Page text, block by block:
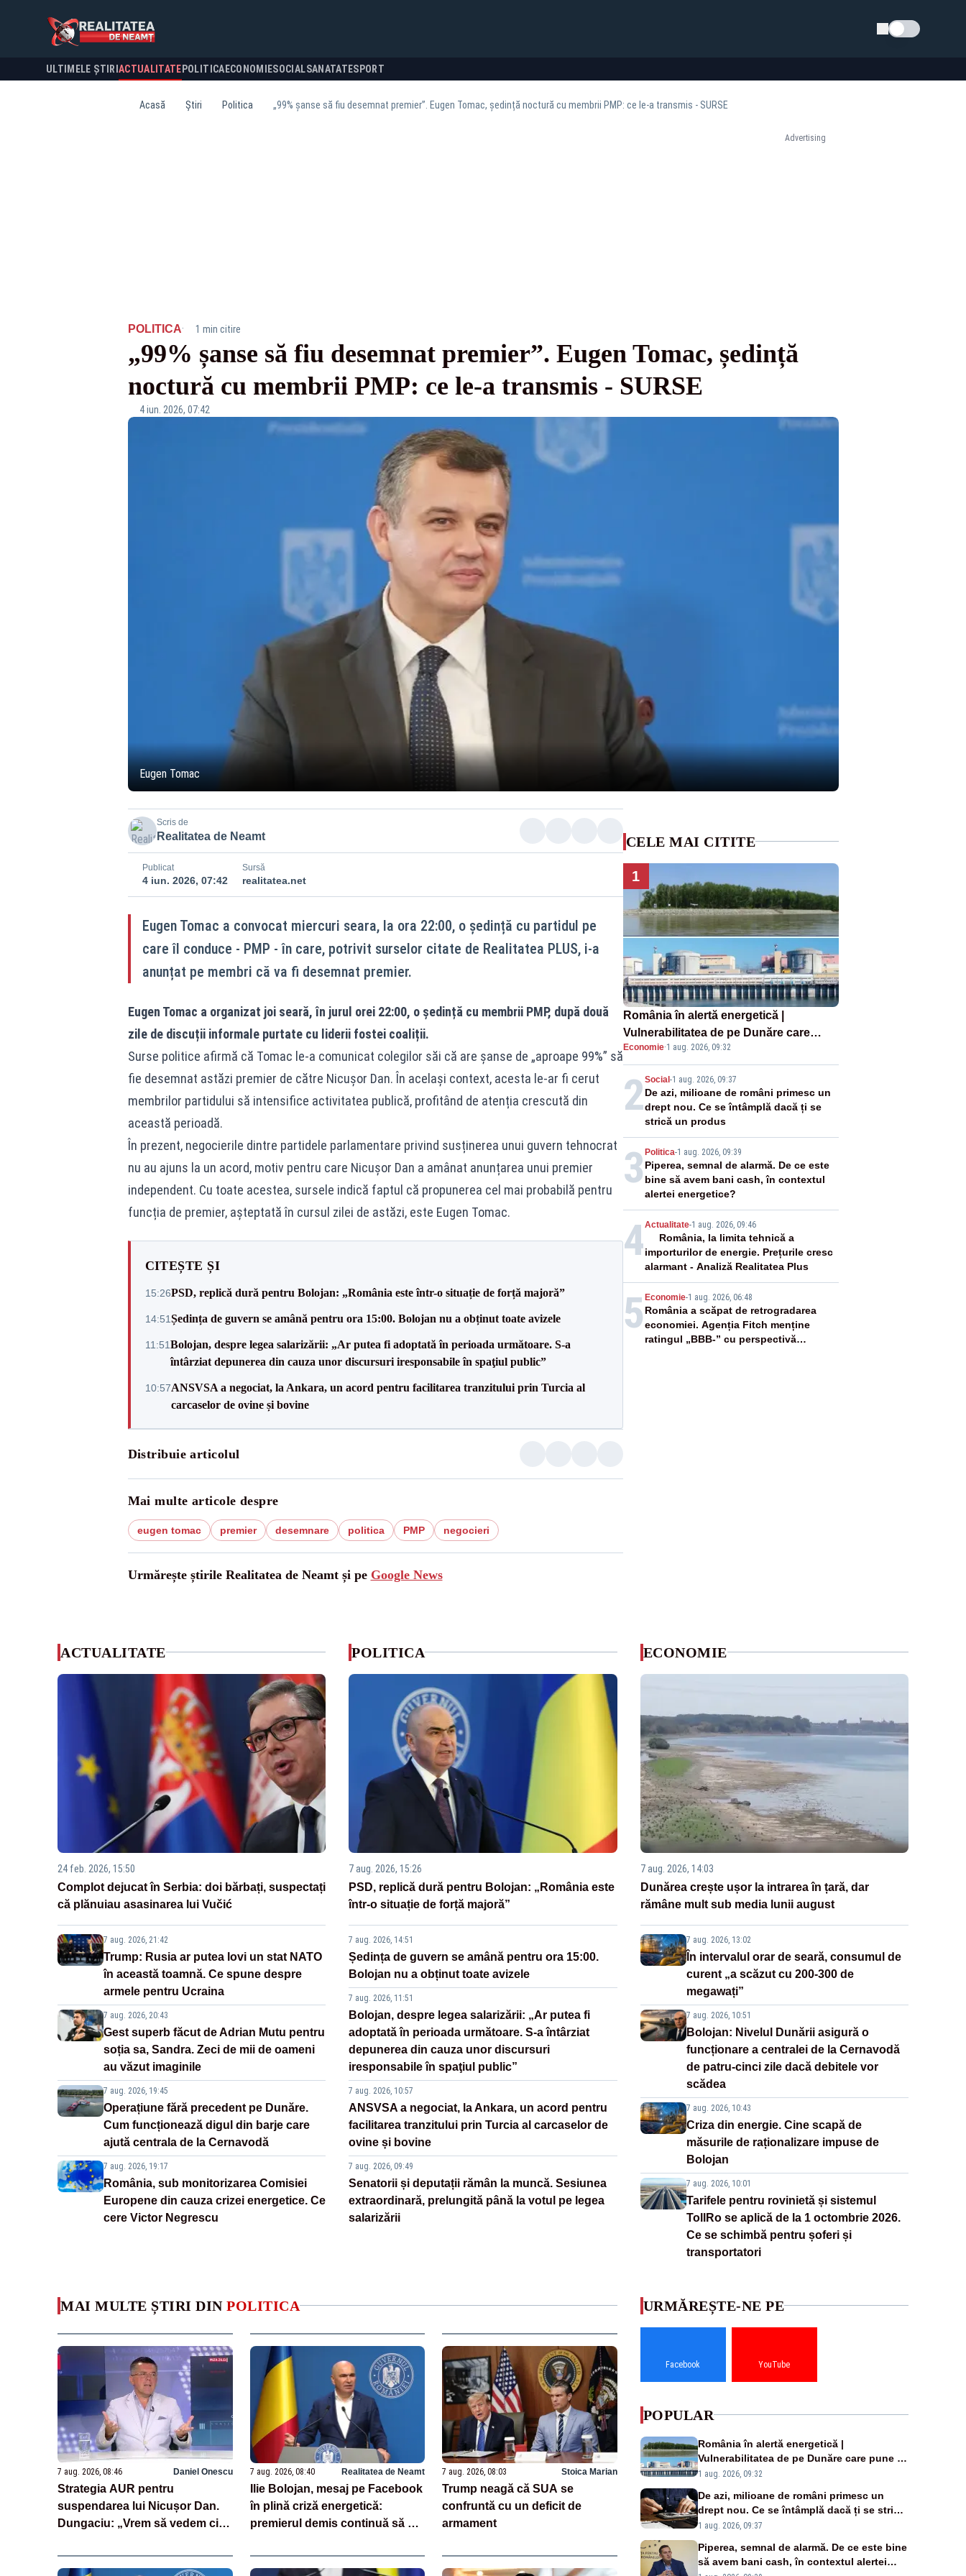
Schimba tema
ULTIMELE ȘTIRI ACTUALITATE POLITICA ECONOMIESOCIALSANATATESPORT
Acasă Știri Politica „99% șanse să fiu desemnat premier”. Eugen Tomac, ședință noctură cu membrii PMP: ce le-a transmis - SURSE
Advertising
POLITICA· 1 min citire
„99% șanse să fiu desemnat premier”. Eugen Tomac, ședință
noctură cu membrii PMP: ce le-a transmis - SURSE
4 iun. 2026, 07:42
Eugen Tomac
Scris de
Realitatea de Neamt
Publicat
4 iun. 2026, 07:42
Sursă
realitatea.net
Eugen Tomac a convocat miercuri seara, la ora 22:00, o ședință cu partidul pe
care îl conduce - PMP - în care, potrivit surselor citate de Realitatea PLUS, i-a
anunțat pe membri că va fi desemnat premier.
Eugen Tomac a organizat joi seară, în jurul orei 22:00, o ședință cu membrii PMP, după două
zile de discuții informale purtate cu liderii fostei coaliții.
Surse politice afirmă că Tomac le-a comunicat colegilor săi că are șanse de „aproape 99%” să
fie desemnat astăzi premier de către Nicușor Dan. În același context, acesta le-ar fi cerut
membrilor partidului să intensifice activitatea publică, profitând de atenția crescută din
această perioadă.
În prezent, negocierile dintre partidele parlamentare privind susținerea unui guvern tehnocrat
nu au ajuns la un acord, motiv pentru care Nicușor Dan a amânat anunțarea unui premier
independent. Cu toate acestea, sursele indică faptul că propunerea cel mai probabilă pentru
funcția de premier, așteptată în cursul zilei de astăzi, este Eugen Tomac.
CITEȘTE ȘI
15:26PSD, replică dură pentru Bolojan: „România este într-o situație de forță majoră”
14:51Ședința de guvern se amână pentru ora 15:00. Bolojan nu a obținut toate avizele
11:51Bolojan, despre legea salarizării: „Ar putea fi adoptată în perioada următoare. S-a
întârziat depunerea din cauza unor discursuri iresponsabile în spaţiul public”
10:57ANSVSA a negociat, la Ankara, un acord pentru facilitarea tranzitului prin Turcia al
carcaselor de ovine și bovine
Distribuie articolul
Mai multe articole despre
eugen tomac premier desemnare politica PMP negocieri
Urmărește știrile Realitatea de Neamt și pe Google News
CELE MAI CITITE
1
România în alertă energetică |
Vulnerabilitatea de pe Dunăre care
pune în pericol Centrala Cernavodă era
cunoscută de pe vremea lui Ceaușescu
Economie·1 aug. 2026, 09:32
2Social-1 aug. 2026, 09:37
De azi, milioane de români primesc un
drept nou. Ce se întâmplă dacă ți se
strică un produs
3 Politica-1 aug. 2026, 09:39
Piperea, semnal de alarmă. De ce este
bine să avem bani cash, în contextul
alertei energetice?
4Actualitate-1 aug. 2026, 09:46
România, la limita tehnică a
importurilor de energie. Prețurile cresc
alarmant - Analiză Realitatea Plus
5 Economie-1 aug. 2026, 06:48
România a scăpat de retrogradarea
economiei. Agenția Fitch menține
ratingul „BBB-” cu perspectivă
ACTUALITATE
24 feb. 2026, 15:50
Complot dejucat în Serbia: doi bărbați, suspectați
că plănuiau asasinarea lui Vučić
7 aug. 2026, 21:42
Trump: Rusia ar putea lovi un stat NATO
în această toamnă. Ce spune despre
armele pentru Ucraina
7 aug. 2026, 20:43
Gest superb făcut de Adrian Mutu pentru
soția sa, Sandra. Zeci de mii de oameni
au văzut imaginile
7 aug. 2026, 19:45
Operațiune fără precedent pe Dunăre.
Cum funcționează digul din barje care
ajută centrala de la Cernavodă
7 aug. 2026, 19:17
România, sub monitorizarea Comisiei
Europene din cauza crizei energetice. Ce
cere Victor Negrescu
POLITICA
7 aug. 2026, 15:26
PSD, replică dură pentru Bolojan: „România este
într-o situație de forță majoră”
7 aug. 2026, 14:51
Ședința de guvern se amână pentru ora 15:00.
Bolojan nu a obținut toate avizele
7 aug. 2026, 11:51
Bolojan, despre legea salarizării: „Ar putea fi
adoptată în perioada următoare. S-a întârziat
depunerea din cauza unor discursuri
iresponsabile în spaţiul public”
7 aug. 2026, 10:57
ANSVSA a negociat, la Ankara, un acord pentru
facilitarea tranzitului prin Turcia al carcaselor de
ovine și bovine
7 aug. 2026, 09:49
Senatorii și deputații rămân la muncă. Sesiunea
extraordinară, prelungită până la votul pe legea
salarizării
ECONOMIE
7 aug. 2026, 14:03
Dunărea crește ușor la intrarea în țară, dar
rămâne mult sub media lunii august
7 aug. 2026, 13:02
În intervalul orar de seară, consumul de
curent „a scăzut cu 200-300 de
megawați”
7 aug. 2026, 10:51
Bolojan: Nivelul Dunării asigură o
funcționare a centralei de la Cernavodă
de patru-cinci zile dacă debitele vor
scădea
7 aug. 2026, 10:43
Criza din energie. Cine scapă de
măsurile de raționalizare impuse de
Bolojan
7 aug. 2026, 10:01
Tarifele pentru rovinietă și sistemul
TollRo se aplică de la 1 octombrie 2026.
Ce se schimbă pentru șoferi și
transportatori
MAI MULTE ȘTIRI DIN POLITICA
7 aug. 2026, 08:46 Daniel Onescu
Strategia AUR pentru
suspendarea lui Nicușor Dan.
Dungaciu: „Vrem să vedem cine
7 aug. 2026, 08:40 Realitatea de Neamt
Ilie Bolojan, mesaj pe Facebook
în plină criză energetică:
premierul demis continuă să se
7 aug. 2026, 08:03 Stoica Marian
Trump neagă că SUA se
confruntă cu un deficit de
armament
URMĂREȘTE-NE PE
Facebook YouTube
POPULAR
România în alertă energetică |
Vulnerabilitatea de pe Dunăre care pune în
pericol Centrala Cernavodă era cunoscută
1 aug. 2026, 09:32
De azi, milioane de români primesc un
drept nou. Ce se întâmplă dacă ți se strică
un produs
1 aug. 2026, 09:37
Piperea, semnal de alarmă. De ce este bine
să avem bani cash, în contextul alertei